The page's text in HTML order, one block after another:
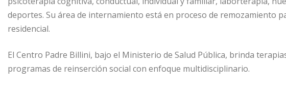
deportes. Su área de internamiento está en proceso de remozamiento
residencial.
El Centro Padre Billini, bajo el Ministerio de Salud Pública, brinda
programas de reinserción social con enfoque multidisciplinario.